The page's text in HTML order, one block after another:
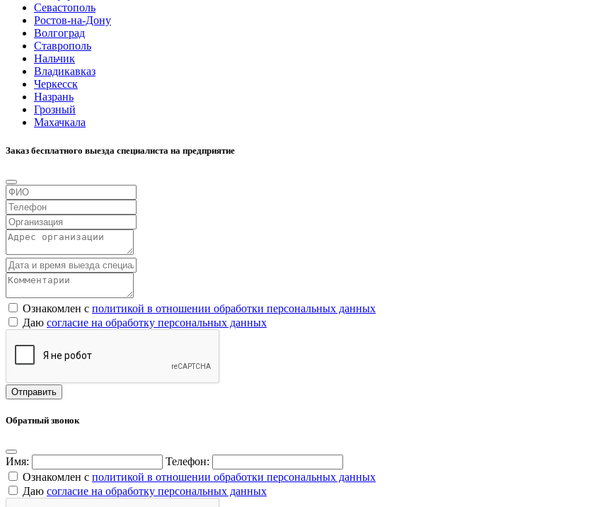
Севастополь
Ростов-на-Дону
Волгоград
Ставрополь
Нальчик
Владикавказ
Черкесск
Назрань
Грозный
Махачкала
Заказ бесплатного выезда специалиста на предприятие
Ознакомлен с политикой в отношении обработки персональных данных
Даю согласие на обработку персональных данных
Обратный звонок
Имя:
Телефон:
Ознакомлен с политикой в отношении обработки персональных данных
Даю согласие на обработку персональных данных